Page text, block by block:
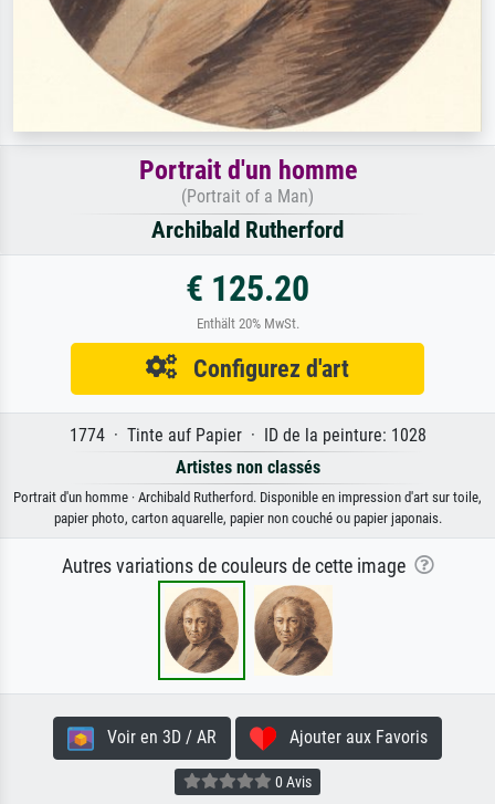
Portrait d'un homme
(Portrait of a Man)
Archibald Rutherford
€ 125.20
Enthält 20% MwSt.
Configurez d'art
1774 · Tinte auf Papier · ID de la peinture: 1028
Artistes non classés
Portrait d'un homme · Archibald Rutherford. Disponible en impression d'art sur toile,
papier photo, carton aquarelle, papier non couché ou papier japonais.
Autres variations de couleurs de cette image
Voir en 3D / AR Ajouter aux Favoris
0 Avis